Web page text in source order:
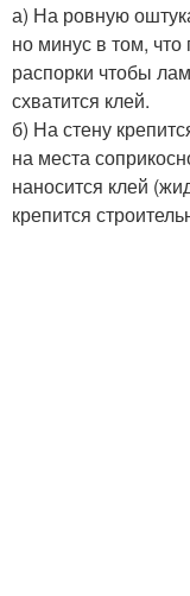
а) На ровную
но минус в том,
распорки чтобы
схватится клей.
б) На стену
на места
наносится клей
крепится